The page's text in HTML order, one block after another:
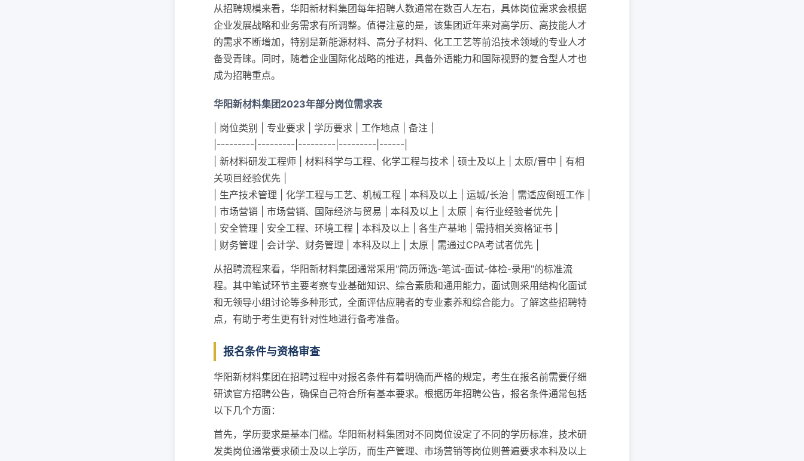
从招聘规模来看，华阳新材料集团每年招聘人数通常在数百人左右，具体岗位需求会根据
企业发展战略和业务需求有所调整。值得注意的是，该集团近年来对高学历、高技能人才
的需求不断增加，特别是新能源材料、高分子材料、化工工艺等前沿技术领域的专业人才
备受青睐。同时，随着企业国际化战略的推进，具备外语能力和国际视野的复合型人才也
成为招聘重点。
华阳新材料集团2023年部分岗位需求表
| 岗位类别 | 专业要求 | 学历要求 | 工作地点 | 备注 |
|---------|---------|---------|---------|------|
| 新材料研发工程师 | 材料科学与工程、化学工程与技术 | 硕士及以上 | 太原/晋中 | 有相
关项目经验优先 |
| 生产技术管理 | 化学工程与工艺、机械工程 | 本科及以上 | 运城/长治 | 需适应倒班工作 |
| 市场营销 | 市场营销、国际经济与贸易 | 本科及以上 | 太原 | 有行业经验者优先 |
| 安全管理 | 安全工程、环境工程 | 本科及以上 | 各生产基地 | 需持相关资格证书 |
| 财务管理 | 会计学、财务管理 | 本科及以上 | 太原 | 需通过CPA考试者优先 |
从招聘流程来看，华阳新材料集团通常采用"简历筛选-笔试-面试-体检-录用"的标准流
程。其中笔试环节主要考察专业基础知识、综合素质和通用能力，面试则采用结构化面试
和无领导小组讨论等多种形式，全面评估应聘者的专业素养和综合能力。了解这些招聘特
点，有助于考生更有针对性地进行备考准备。
报名条件与资格审查
华阳新材料集团在招聘过程中对报名条件有着明确而严格的规定，考生在报名前需要仔细
研读官方招聘公告，确保自己符合所有基本要求。根据历年招聘公告，报名条件通常包括
以下几个方面：
首先，学历要求是基本门槛。华阳新材料集团对不同岗位设定了不同的学历标准，技术研
发类岗位通常要求硕士及以上学历，而生产管理、市场营销等岗位则普遍要求本科及以上